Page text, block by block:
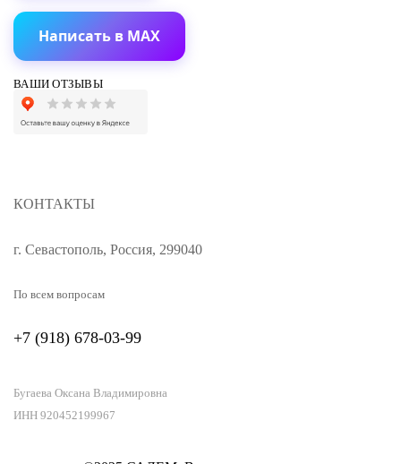
Написать в MAX
ВАШИ ОТЗЫВЫ
КОНТАКТЫ
г. Севастополь, Россия, 299040
По всем вопросам
+7 (918) 678-03-99
Бугаева Оксана Владимировна
ИНН 920452199967